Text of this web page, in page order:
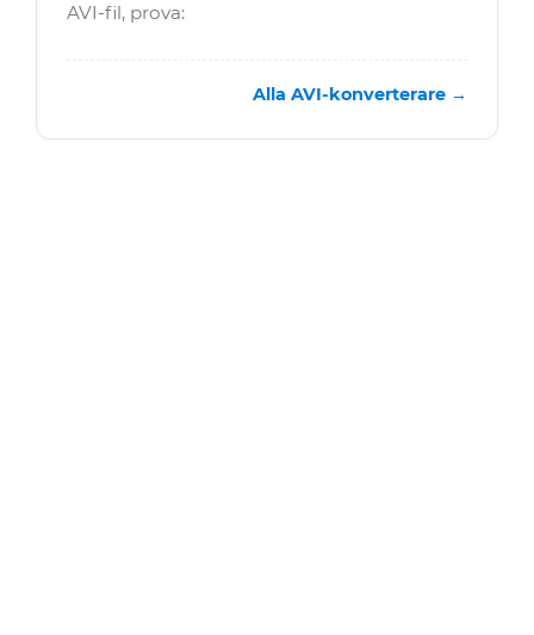
AVI-fil, prova:
Alla AVI-konverterare →